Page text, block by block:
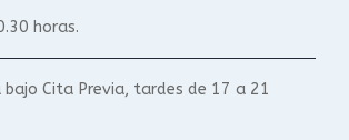
horas.
bajo Cita Previa, tardes de 17 a 21